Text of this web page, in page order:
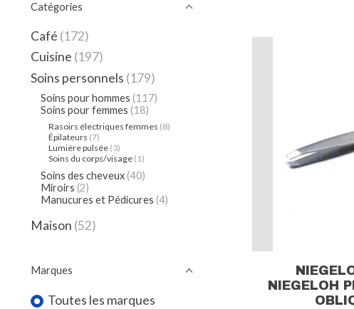
Catégories
Café (172)
Cuisine (197)
Soins personnels (179)
Soins pour hommes (117)
Soins pour femmes (18)
Rasoirs électriques femmes (8)
Épilateurs (7)
Lumière pulsée (3)
Soins du corps/visage (1)
Soins des cheveux (40)
Miroirs (2)
Manucures et Pédicures (4)
Maison (52)
Marques
Toutes les marques
NIEGELOH